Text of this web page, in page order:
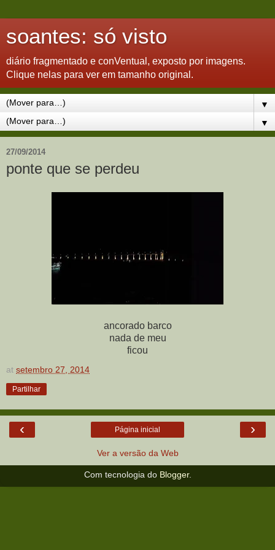
soantes: só visto
diário fragmentado e conVentual, exposto por imagens.
Clique nelas para ver em tamanho original.
▼
▼
27/09/2014
ponte que se perdeu
ancorado barco
nada de meu
ficou
at setembro 27, 2014
Partilhar
‹ ›
Página inicial
Ver a versão da Web
Com tecnologia do Blogger.